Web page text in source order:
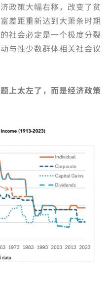
政策大幅右移，改变了贫
差距重新达到大萧条时期
社会必定是一个极度分裂
与性少数群体相关社会议
上太左了，而是经济政策